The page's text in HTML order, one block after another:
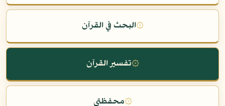
۞البحث في القرآن
۞تفسير القرآن
۞محفظتي